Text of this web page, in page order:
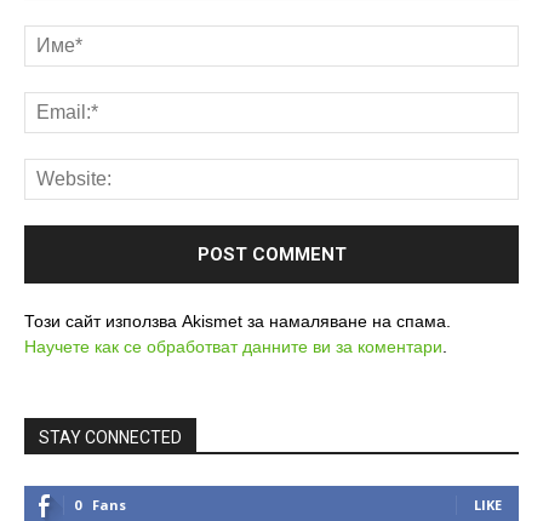
Този сайт използва Akismet за намаляване на спама.
Научете как се обработват данните ви за коментари
STAY CONNECTED
0 Fans LIKE